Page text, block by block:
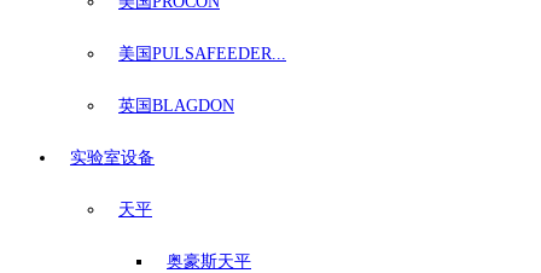
美国PULSAFEEDER...
英国BLAGDON
实验室设备
天平
奥豪斯天平